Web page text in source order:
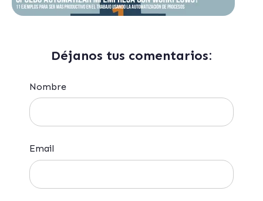
Déjanos tus comentarios:
Nombre
Email